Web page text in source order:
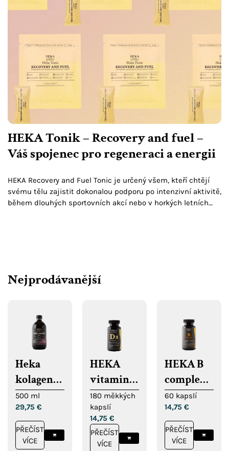
HEKA Tonik – Recovery and fuel –
Váš spojenec pro regeneraci a energii
HEKA Recovery and Fuel Tonic je určený všem, kteří chtějí
svému tělu zajistit dokonalou podporu po intenzivní aktivitě,
během dlouhých sportovních akcí nebo v horkých letních
Nejprodávanější
Heka
kolagen
10 000
500 ml
29,75 €
PŘEČÍST
VÍCE
HEKA
vitamin
D3 měkké
kapsle
180 měkkých
kapslí
14,75 €
PŘEČÍST
VÍCE
HEKA B
complex
kapsle
60 kapslí
14,75 €
PŘEČÍST
VÍCE